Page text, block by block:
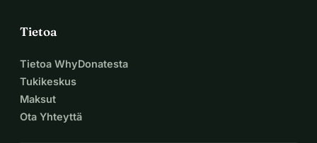
Tietoa
Tietoa WhyDonatesta
Tukikeskus
Maksut
Ota Yhteyttä